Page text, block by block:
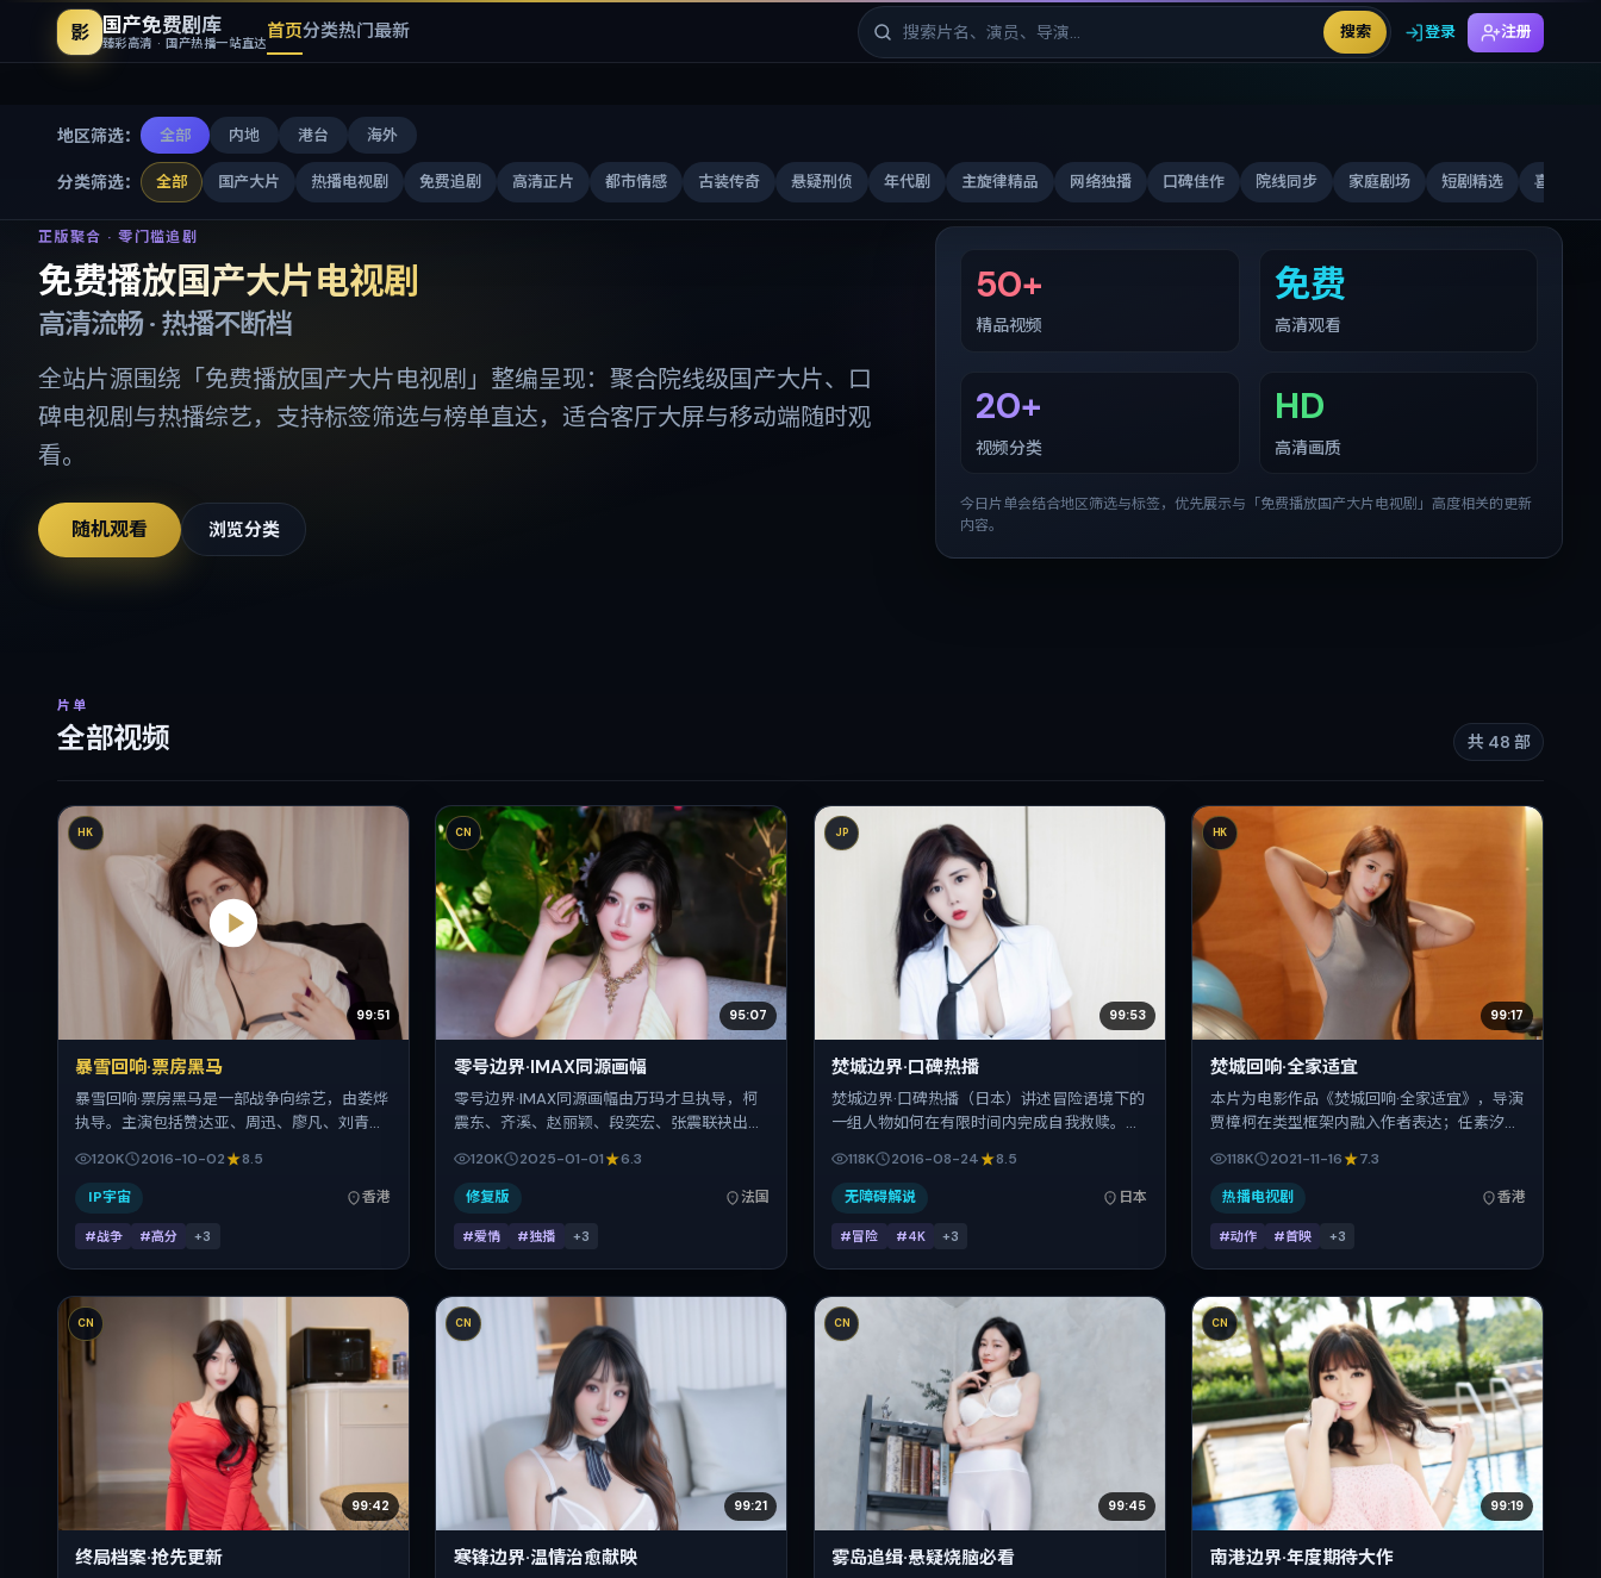
影 国产免费剧库
臻彩高清 · 国产热播一站直达
首页分类热门最新 搜索 登录 注册
地区筛选： 全部 内地 港台 海外
分类筛选： 全部 国产大片 热播电视剧 免费追剧 高清正片 都市情感 古装传奇 悬疑刑侦 年代剧 主旋律精品 网络独播 口碑佳作 院线同步 家庭剧场 短剧精选 喜剧合家
免费播放国产大片电视剧-国产免费剧库
正版聚合 · 零门槛追剧
免费播放国产大片电视剧
高清流畅 · 热播不断档
全站片源围绕「免费播放国产大片电视剧 」整编呈现：聚合院线级国产大片、口
碑电视剧与热播综艺，支持标签筛选与榜单直达，适合客厅大屏与移动端随时观
看。
随机观看 浏览分类
50+
精品视频
免费
高清观看
20+
视频分类
HD
高清画质
今日片单会结合地区筛选与标签，优先展示与「免费播放国产大片电视剧 」高度相关的更新
内容。
片单
全部视频 共 48 部
HK
99:51
暴雪回响·票房黑马
暴雪回响·票房黑马是一部战争向综艺，由娄烨
执导。主演包括赞达亚、周迅、廖凡、刘青
国庆档前后与观众见面，首映日期 2016-10-
02，正片时长159分钟。
120K 2016-10-02 8.5
IP宇宙 香港
#战争 #高分 +3
CN
95:07
零号边界·IMAX同源画幅
零号边界·IMAX同源画幅由万玛才旦执导，柯
震东、齐溪、赵丽颖、段奕宏、张震联袂出
国，借跨文化视角下的群像碰撞推进人物抉择
与反转。2025年1月1日于法国首映（春节档前
演的观众。
120K 2025-01-01 6.3
修复版 法国
#爱情 #独播 +3
JP
99:53
焚城边界·口碑热播
焚城边界·口碑热播（日本）讲述冒险语境下的
一组人物如何在有限时间内完成自我救赎。丹
颖、基里安·墨菲、吴京、孔刘的表演层次丰
富。影片定于 2016-08-24 起陆续登陆院线与
118K 2016-08-24 8.5
无障碍解说 日本
#冒险 #4K +3
HK
99:17
焚城回响·全家适宜
本片为电影作品《焚城回响·全家适宜》，导演
贾樟柯在类型框架内融入作者表达；任素汐、
故事类型为动作，主拍摄地与出品背景为中国
香港。上映时间 2021年11月16日（公映登记日
118K 2021-11-16 7.3
热播电视剧 香港
#动作 #首映 +3
CN
99:42
终局档案·抢先更新
CN
99:21
寒锋边界·温情治愈献映
CN
99:45
雾岛追缉·悬疑烧脑必看
CN
99:19
南港边界·年度期待大作